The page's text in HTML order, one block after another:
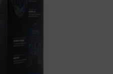
a zjišťování
a
a sdělování